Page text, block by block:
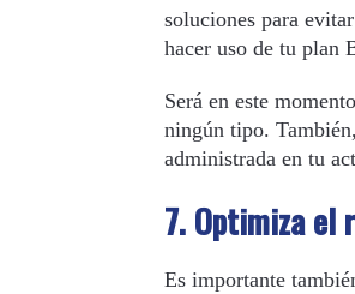
soluciones para
hacer uso de tu plan
Será en este
ningún tipo.
administrada en tu
7. Optimiza el
Es importante